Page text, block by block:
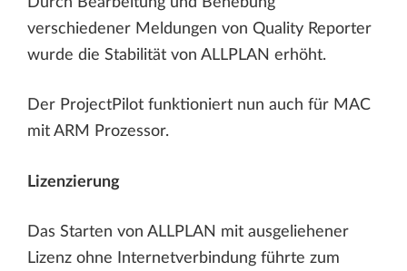
verschiedener Meldungen von Quality Reporter
wurde die Stabilität von ALLPLAN erhöht.
Der ProjectPilot funktioniert nun auch für MAC
mit ARM Prozessor.
Lizenzierung
Das Starten von ALLPLAN mit ausgeliehener
Lizenz ohne Internetverbindung führte zum